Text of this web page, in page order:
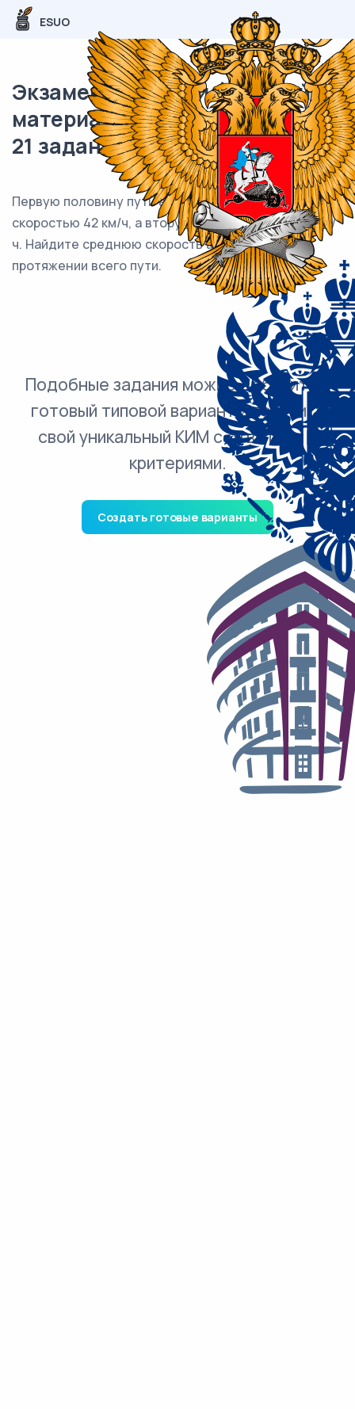
ESUO
Экзаменационный (типовой)
материал ОГЭ / Математика /
21 задания (24) / 84
Первую половину пути автомобиль проехал со
скоростью 42 км/ч, а вторую — со скоростью 48 км/
ч. Найдите среднюю скорость автомобиля на
протяжении всего пути.
Подобные задания можно добавить в
готовый типовой вариант и получить
свой уникальный КИМ с ответами и
критериями.
Создать готовые варианты